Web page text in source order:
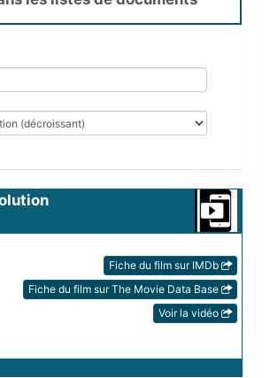
Fiche du film sur IMDb
Fiche du film sur The Movie Data Base
Voir la vidéo